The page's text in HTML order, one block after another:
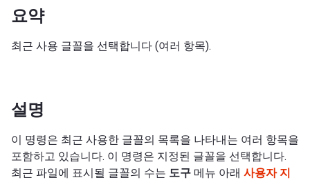
요약
최근 사용 글꼴을 선택합니다 (여러 항목).
설명
이 명령은 최근 사용한 글꼴의 목록을 나타내는 여러 항목을
포함하고 있습니다. 이 명령은 지정된 글꼴을 선택합니다.
최근 파일에 표시될 글꼴의 수는 도구 메뉴 아래 사용자 지